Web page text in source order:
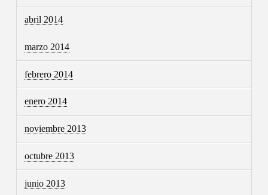
abril 2014
marzo 2014
febrero 2014
enero 2014
noviembre 2013
octubre 2013
junio 2013